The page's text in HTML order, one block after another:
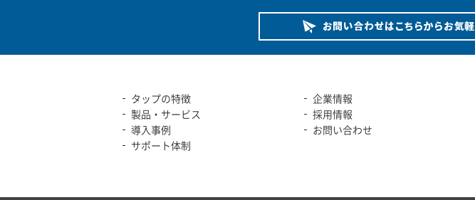
タップの特徴
製品・サービス
導入事例
サポート体制
企業情報
採用情報
お問い合わせ